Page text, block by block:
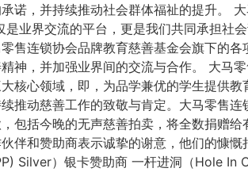
诺，并持续推动社会群体福祉的提升。
是业界交流的平台，更是我们共同承担社
售连锁协会品牌教育慈善基金会旗下的
神，并加强业界间的交流与合作。 大马
核心领域，即，为品学兼优的学生提供
推动慈善工作的致敬与肯定。大马零售
包括今晚的无声慈善拍卖，将全数捐赠
伴和赞助商表示诚挚的谢意，他们的慷
Silver）银卡赞助商 一杆进洞（Hole In